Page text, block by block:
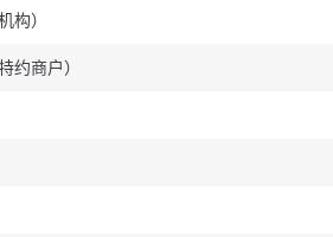
构）
约商户）